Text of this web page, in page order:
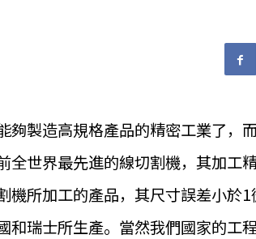
夠製造高規格產品的精密工業了，
全世界最先進的線切割機，其加工
機所加工的產品，其尺寸誤差小於
和瑞士所生產。當然我們國家的工